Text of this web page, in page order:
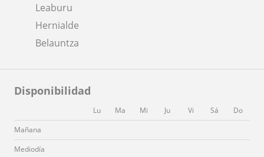
Leaburu
Hernialde
Belauntza
Disponibilidad
Lu Ma Mi Ju Vi Sá
Do
Mañana
Mediodía